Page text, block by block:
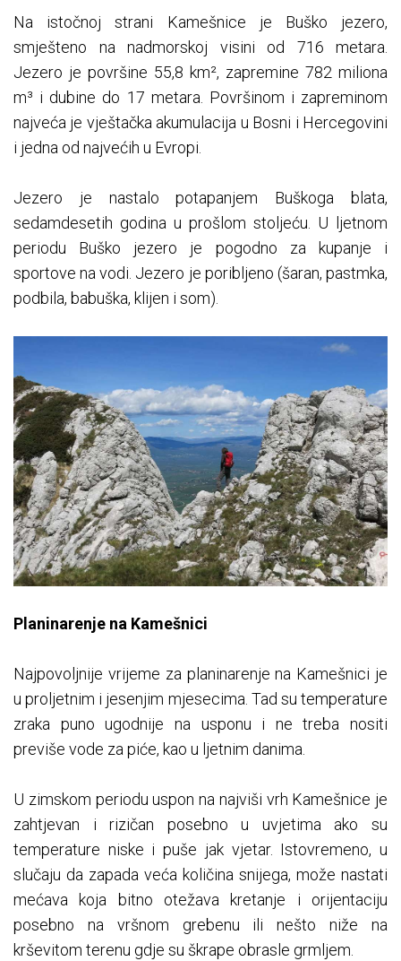
Na istočnoj strani Kamešnice je Buško jezero,
smješteno na nadmorskoj visini od 716 metara.
Jezero je površine 55,8 km², zapremine 782 miliona
m³ i dubine do 17 metara. Površinom i zapreminom
najveća je vještačka akumulacija u Bosni i Hercegovini
i jedna od najvećih u Evropi.
Jezero je nastalo potapanjem Buškoga blata,
sedamdesetih godina u prošlom stoljeću. U ljetnom
periodu Buško jezero je pogodno za kupanje i
sportove na vodi. Jezero je poribljeno (šaran, pastmka,
podbila, babuška, klijen i som).
Planinarenje na Kamešnici
Najpovoljnije vrijeme za planinarenje na Kamešnici je
u proljetnim i jesenjim mjesecima. Tad su temperature
zraka puno ugodnije na usponu i ne treba nositi
previše vode za piće, kao u ljetnim danima.
U zimskom periodu uspon na najviši vrh Kamešnice je
zahtjevan i rizičan posebno u uvjetima ako su
temperature niske i puše jak vjetar. Istovremeno, u
slučaju da zapada veća količina snijega, može nastati
mećava koja bitno otežava kretanje i orijentaciju
posebno na vršnom grebenu ili nešto niže na
krševitom terenu gdje su škrape obrasle grmljem.